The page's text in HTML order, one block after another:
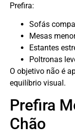
Prefira:
Sofás
Mesas
Estantes
Poltronas
O objetivo não é
equilíbrio visual.
Prefira
Chão